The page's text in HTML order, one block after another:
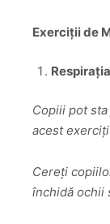
Exerciții de
Copiii pot
acest
Cereți
închidă ochii